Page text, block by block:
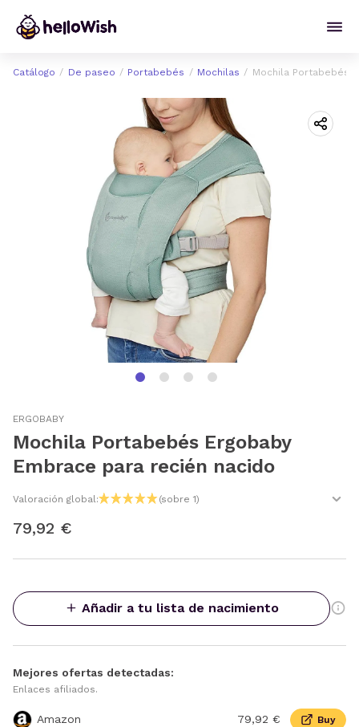
Catálogo De paseo Portabebés Mochilas Mochila Portabebés
ERGOBABY
Mochila Portabebés Ergobaby
Embrace para recién nacido
Valoración global: (sobre 1)
79,92 €
Añadir a tu lista de nacimiento
Mejores ofertas detectadas:
Enlaces afiliados.
Amazon 79,92 € Buy